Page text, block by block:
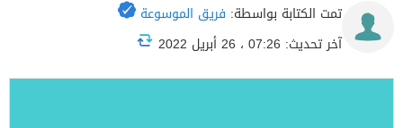
تمت الكتابة بواسطة: فريق الموسوعة
آخر تحديث: 07:26 ، 26 أبريل 2022